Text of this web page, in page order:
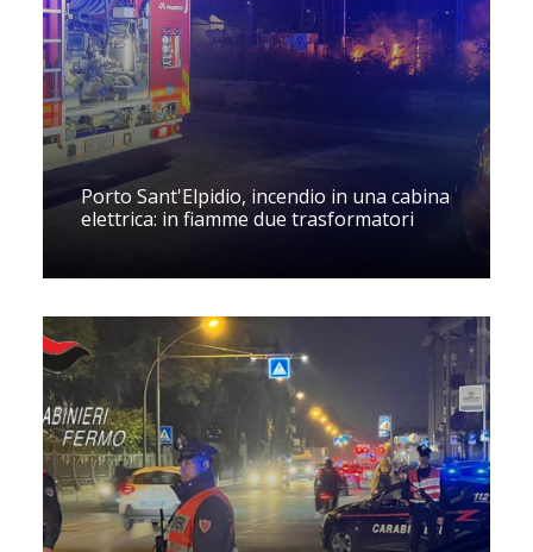
Porto Sant'Elpidio, incendio in una cabina
elettrica: in fiamme due trasformatori